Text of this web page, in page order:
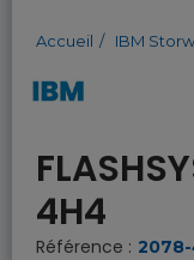
Accueil IBM
4H4
Référence :